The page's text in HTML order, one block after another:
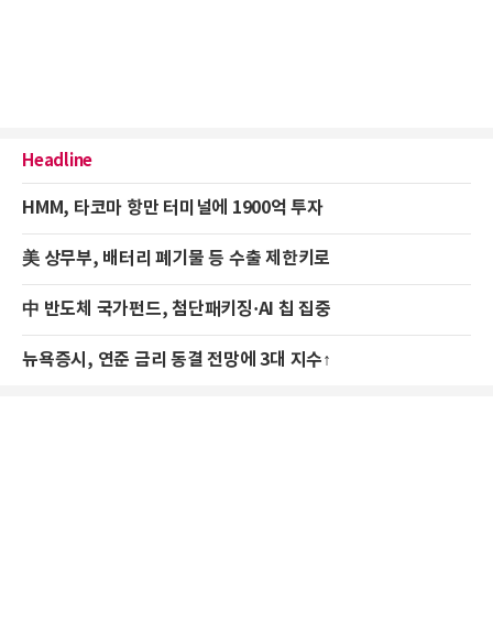
Headline
HMM, 타코마 항만 터미널에 1900억 투자
美 상무부, 배터리 폐기물 등 수출 제한키로
中 반도체 국가펀드, 첨단패키징·AI 칩 집중
뉴욕증시, 연준 금리 동결 전망에 3대 지수↑